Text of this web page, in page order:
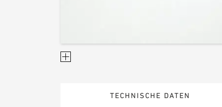
TECHNISCHE DATEN